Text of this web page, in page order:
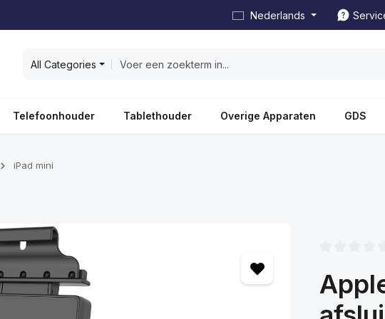
Nederlands
All Categories
Telefoonhouder Tablethouder Overige Apparaten GDS
iPad mini